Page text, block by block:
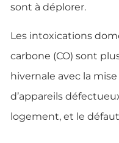
sont à déplorer.
Les intoxications
carbone (CO) sont
hivernale avec la
d’appareils
logement, et le